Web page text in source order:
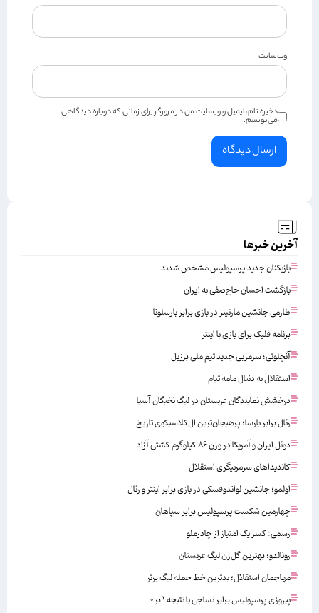
وب‌سایت
ذخیره نام، ایمیل و وبسایت من در مرورگر برای زمانی که دوباره دیدگاهی
می‌نویسم.
آخرین خبرها
بازیکنان جدید پرسپولیس مشخص شدند
بازگشت احسان حاج‌صفی به ایران
طارمی جانشین مارتینز در بازی برابر بارسلونا
برنامه فلیک برای بازی با اینتر
آنچلوتی؛ سرمربی جدید تیم ملی برزیل
استقلال به دنبال مامه تیام
درخشش نمایندگان عربستان در لیگ نخبگان آسیا
رئال برابر بارسا؛ پرهیجان‌‌ترین ال‌کلاسیکوی تاریخ
دوئل ایران و آمریکا در وزن ۸۶ کیلوگرم کشتی آزاد
کاندیداهای سرمربیگری استقلال
اولمو؛ جانشین لواندوفسکی در بازی برابر اینتر و رئال
چهارمین شکست پرسپولیس برابر سپاهان
رسمی: کسر یک امتیاز از چادرملو
رونالدو؛ بهترین گل‌زن لیگ عربستان
مهاجمان استقلال؛ بدترین خط حمله لیگ برتر
پیروزی پرسپولیس برابر نساجی با نتیجه ۱ بر ۰